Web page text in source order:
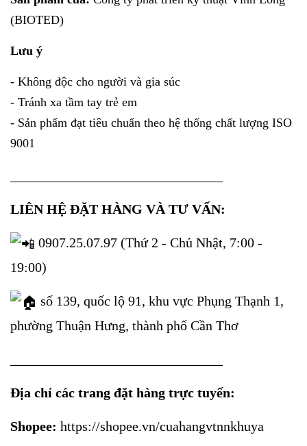
(BIOTED)
Lưu ý
- Không độc cho người và gia súc
- Tránh xa tầm tay trẻ em
- Sản phẩm đạt tiêu chuẩn theo hệ thống chất lượng ISO
9001
LIÊN HỆ ĐẶT HÀNG VÀ TƯ VẤN:
0907.25.07.97 (Thứ 2 - Chủ Nhật, 7:00 -
19:00)
số 139, quốc lộ 91, khu vực Phụng Thạnh 1,
phường Thuận Hưng, thành phố Cần Thơ
Địa chỉ các trang đặt hàng trực tuyến:
Shopee: https://shopee.vn/cuahangvtnnkhuya